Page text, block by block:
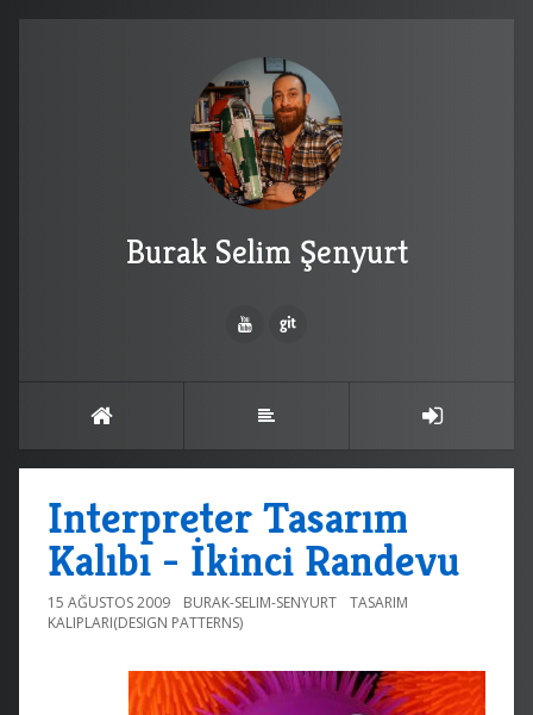
Burak Selim Şenyurt
Interpreter Tasarım
Kalıbı - İkinci Randevu
15 AĞUSTOS 2009 BURAK-SELIM-SENYURT
TASARIM
KALIPLARI(DESIGN PATTERNS)